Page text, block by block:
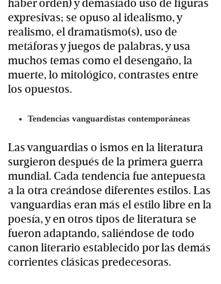
haber orden) y demasiado uso de figuras
expresivas; se opuso al idealismo, y
realismo, el dramatismo(s), uso de
metáforas y juegos de palabras, y usa
muchos temas como el desengaño, la
muerte, lo mitológico, contrastes entre
los opuestos.
Tendencias vanguardistas contemporáneas
Las vanguardias o ismos en la literatura
surgieron después de la primera guerra
mundial. Cada tendencia fue antepuesta
a la otra creándose diferentes estilos. Las
vanguardias eran más el estilo libre en la
poesía, y en otros tipos de literatura se
fueron adaptando, saliéndose de todo
canon literario establecido por las demás
corrientes clásicas predecesoras.